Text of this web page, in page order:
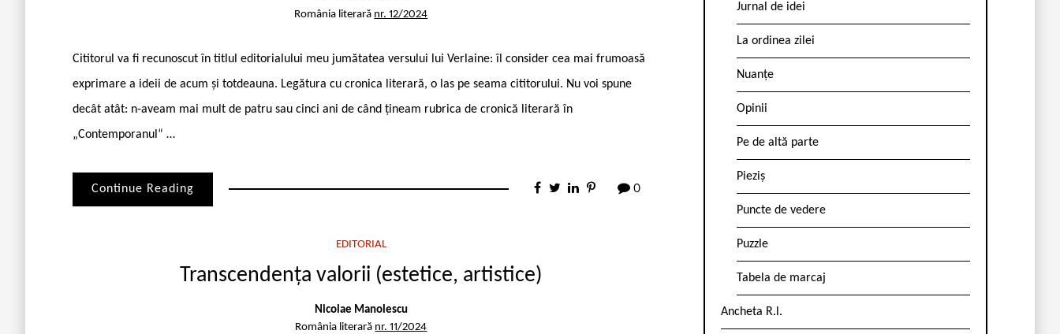
România literară nr. 12/2024
Cititorul va fi recunoscut în titlul editorialului meu jumătatea versului lui Verlaine: îl consider cea mai frumoasă
exprimare a ideii de acum și totdeauna. Legătura cu cronica literară, o las pe seama cititorului. Nu voi spune
decât atât: n-aveam mai mult de patru sau cinci ani de când țineam rubrica de cronică literară în
„Contemporanul“ …
Continue Reading 0
EDITORIAL
Transcendența valorii (estetice, artistice)
Nicolae Manolescu
România literară nr. 11/2024
Jurnal de idei
La ordinea zilei
Nuanțe
Opinii
Pe de altă parte
Pieziș
Puncte de vedere
Puzzle
Tabela de marcaj
Ancheta R.l.